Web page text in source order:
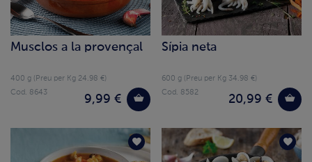
Musclos a la provençal
400 g (Preu per Kg 24.98 €)
9,99 €
Cod. 8643
Sípia neta
600 g (Preu per Kg 34.98 €)
20,99 €
Cod. 8582